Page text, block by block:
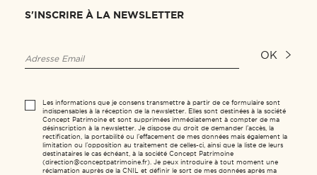
S'INSCRIRE À LA NEWSLETTER
OK
Les informations que je consens transmettre à partir de ce formulaire sont
indispensables à la réception de la newsletter. Elles sont destinées à la société
Concept Patrimoine et sont supprimées immédiatement à compter de ma
désinscription à la newsletter. Je dispose du droit de demander l’accès, la
rectification, la portabilité ou l’effacement de mes données mais également la
limitation ou l’opposition au traitement de celles-ci, ainsi que la liste de leurs
destinataires le cas échéant, à la société Concept Patrimoine
(direction@conceptpatrimoine.fr). Je peux introduire à tout moment une
réclamation auprès de la CNIL et définir le sort de mes données après ma